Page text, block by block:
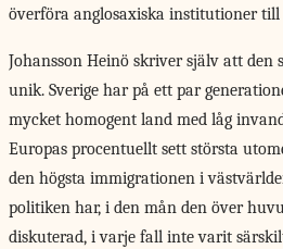
överföra anglosaxiska institutioner till
Johansson Heinö skriver själv att den
unik. Sverige har på ett par
mycket homogent land med låg
Europas procentuellt sett största
den högsta immigrationen i
politiken har, i den mån den över
diskuterad, i varje fall inte varit